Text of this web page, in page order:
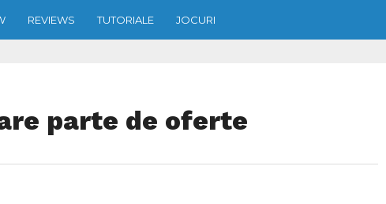
REVIEWS TUTORIALE JOCURI
parte de oferte